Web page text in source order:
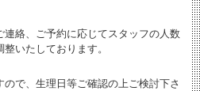
連絡、ご予約に応じてスタッフの人数
いたしております。
で、生理日等ご確認の上ご検討下さ